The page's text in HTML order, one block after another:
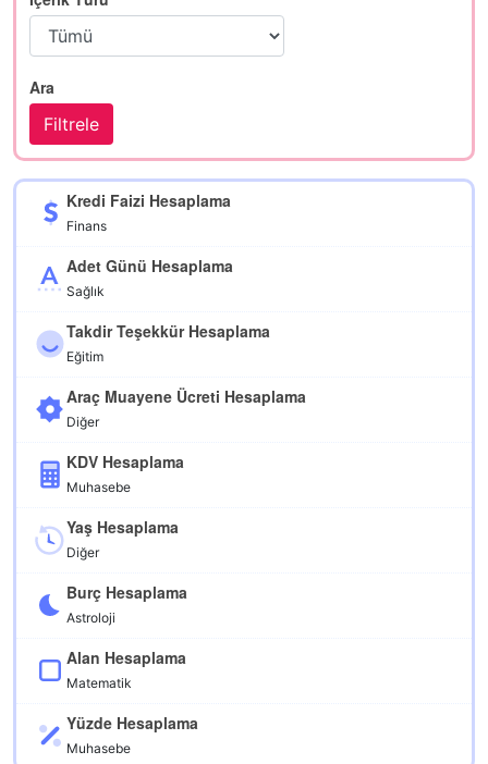
Ara
Kredi Faizi Hesaplama
Finans
Adet Günü Hesaplama
Sağlık
Takdir Teşekkür Hesaplama
Eğitim
Araç Muayene Ücreti Hesaplama
Diğer
KDV Hesaplama
Muhasebe
Yaş Hesaplama
Diğer
Burç Hesaplama
Astroloji
Alan Hesaplama
Matematik
Yüzde Hesaplama
Muhasebe